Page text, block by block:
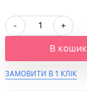
В кошик
ЗАМОВИТИ В 1 КЛІК
- +